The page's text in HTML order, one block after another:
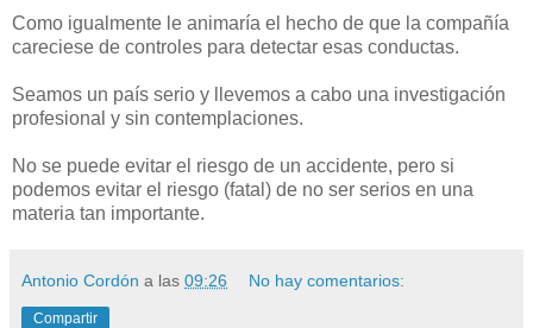
Como igualmente le animaría el hecho de que la compañía
careciese de controles para detectar esas conductas.
Seamos un país serio y llevemos a cabo una investigación
profesional y sin contemplaciones.
No se puede evitar el riesgo de un accidente, pero si
podemos evitar el riesgo (fatal) de no ser serios en una
materia tan importante.
Antonio Cordón a las 09:26 No hay comentarios:
Compartir